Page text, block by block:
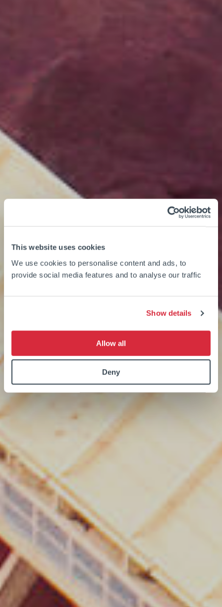
This website uses cookies
We use cookies to personalise content and ads, to
provide social media features and to analyse our traffic
Show details
Allow all
Deny